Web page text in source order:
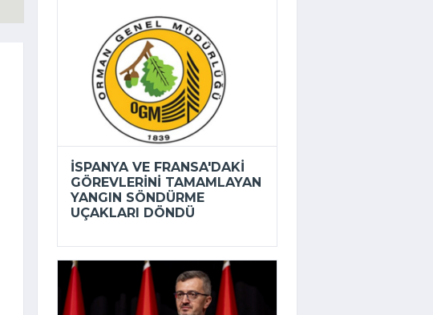
İSPANYA VE FRANSA'DAKI
GÖREVLERINI TAMAMLAYAN
YANGIN SÖNDÜRME
UÇAKLARI DÖNDÜ